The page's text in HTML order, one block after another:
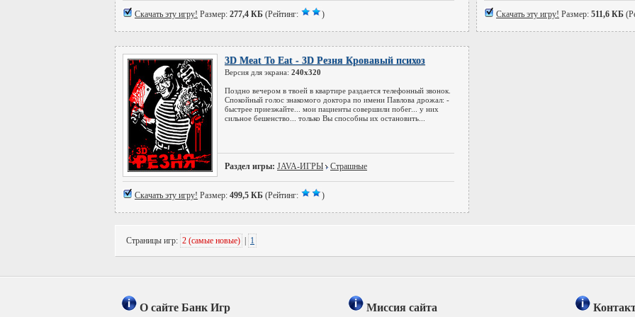
Скачать эту игру! Размер: 277,4 КБ (Рейтинг: ) Скачать эту игру! Размер: 511,6 КБ
3D Meat To Eat - 3D Резня Кровавый психоз
Версия для экрана: 240x320
Поздно вечером в твоей в квартире раздается телефонный звонок.
Спокойный голос знакомого доктора по имени Павлова дрожал: -
быстрее приезжайте... мои пациенты совершили побег... у них
сильное бешенство... только Вы способны их остановить...
Раздел игры: JAVA-ИГРЫ Страшные
Скачать эту игру! Размер: 499,5 КБ (Рейтинг: )
Страницы игр: 2 (самые новые) 1
О сайте Банк Игр Миссия сайта